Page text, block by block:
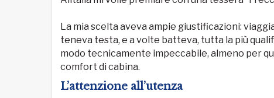
La mia scelta aveva ampie giustificazioni:
teneva testa, e a volte batteva, tutta la più
modo tecnicamente impeccabile, almeno per
comfort di cabina.
L’attenzione all’utenza